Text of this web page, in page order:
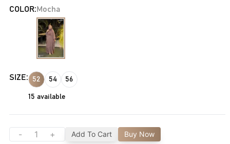
COLOR: Mocha
SIZE: 52 54 56
15 available
- + Add To Cart Buy Now